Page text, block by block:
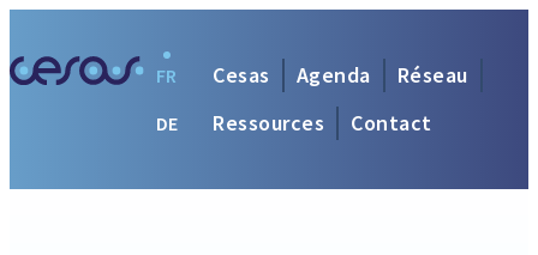
Cesas Agenda
Réseau
Ressources
Contact
FR
DE